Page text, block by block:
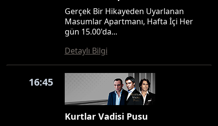
Gerçek Bir Hikayeden Uyarlanan
Masumlar Apartmanı, Hafta İçi Her
gün 15.00'da...
Detaylı Bilgi
16:45
Kurtlar Vadisi Pusu